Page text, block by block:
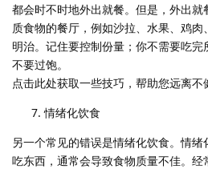
都会时不时地外出就餐。但是，外出
质食物的餐厅，例如沙拉、水果、鸡
明治。记住要控制份量；你不需要吃完
不要过饱。
点击此处获取一些技巧，帮助您远离不
情绪化饮食
另一个常见的错误是情绪化饮食。情
吃东西，通常会导致食物质量不佳。